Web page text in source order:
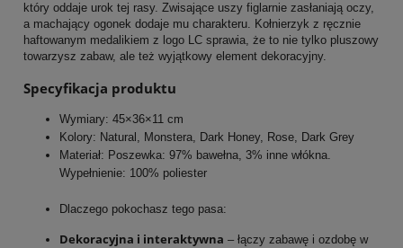
który oddaje urok tej rasy. Zwisające uszy figlarnie zasłaniają oczy,
a machający ogonek dodaje mu charakteru. Kołnierzyk z ręcznie
haftowanym medalikiem z logo LC sprawia, że to nie tylko pluszowy
towarzysz zabaw, ale też wyjątkowy element dekoracyjny.
Specyfikacja produktu
Wymiary: 45×36×11 cm
Kolory: Natural, Monstera, Dark Honey, Rose, Dark Grey
Materiał: Poszewka: 97% bawełna, 3% inne włókna.
Wypełnienie: 100% poliester
Dlaczego pokochasz tego pasa:
Dekoracyjna i interaktywna – łączy zabawę i ozdobę w